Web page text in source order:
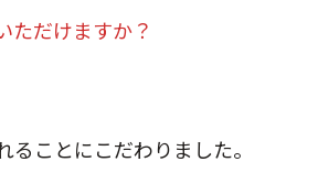
ただけますか？
ことにこだわりました。